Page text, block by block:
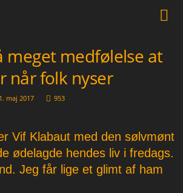
meget medfølelse at
når folk nyser
maj 2017 953
Vif Klabaut med den sølvmønt
ødelagde hendes liv i fredags.
Jeg får lige et glimt af ham